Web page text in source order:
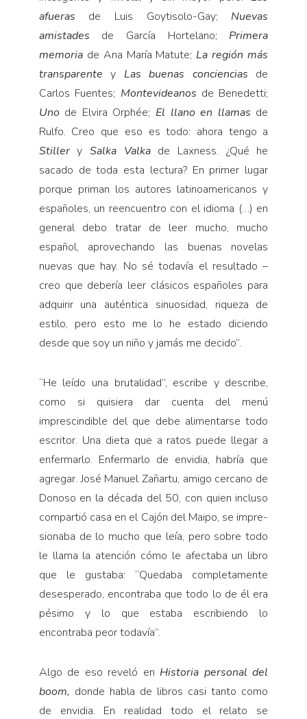
afueras de Luis Goytisolo-Gay; Nue­vas
amistades de García Hortelano; Primera
memoria de Ana María Matute; La región más
transparentey Las buenas conciencias de
Carlos Fuentes; Montevideanos de Benedetti;
Uno de Elvira Orphée; El llano en llamas de
Rulfo. Creo que eso es todo: ahora tengo a
StillerySalka Valka de Laxness. ¿Qué he
sacado de toda esta lectura? En primer lugar
porque priman los autores latinoamericanos y
españoles, un reencuentro con el idioma (…) en
general debo tratar de leer mucho, mu­cho
español, aprovechando las buenas novelas
nuevas que hay. No sé todavía el resultado –
creo que debería leer clásicos españoles para
adquirir una auténtica sinuosidad, riqueza de
estilo, pero esto me lo he estado diciendo
desde que soy un niño y jamás me decido”.
“He leído una brutalidad”, escribe y describe,
como si quisiera dar cuenta del menú
imprescindible del que debe alimentarse todo
escritor. Una dieta que a ratos puede llegar a
enfermarlo. Enfermarlo de envi­dia, habría que
agregar. José Manuel Zañartu, amigo cercano de
Donoso en la década del 50, con quien in­cluso
compartió casa en el Cajón del Maipo, se impre­
sionaba de lo mucho que leía, pero sobre todo
le llama la atención cómo le afectaba un libro
que le gustaba: “Quedaba completamente
desesperado, encontraba que todo lo de él era
pésimo y lo que estaba escribien­do lo
encontraba peor todavía”.
Algo de eso reveló en Historia personal del
boom, donde habla de libros casi tanto como
de envidia. En realidad todo el relato se